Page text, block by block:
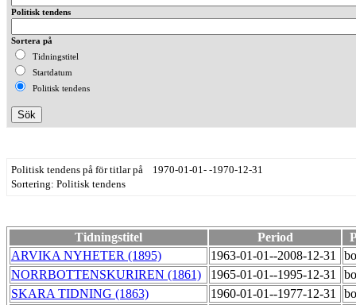
Politisk tendens
Sortera på
Tidningstitel
Startdatum
Politisk tendens
Politisk tendens på för titlar på 1970-01-01- -1970-12-31
Sortering: Politisk tendens
Tidningstitel Period
ARVIKA NYHETER (1895)
1963-01-01--2008-12-31
NORRBOTTENSKURIREN (1861)
1965-01-01--1995-12-31
SKARA TIDNING (1863)
1960-01-01--1977-12-31